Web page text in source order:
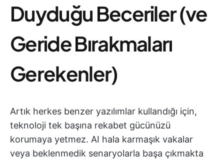
Duyduğu Beceriler (ve
Geride Bırakmaları
Gerekenler)
Artık herkes benzer yazılımlar kullandığı için,
teknoloji tek başına rekabet gücünüzü
korumaya yetmez. AI hala karmaşık vakalar
veya beklenmedik senaryolarla başa çıkmakta